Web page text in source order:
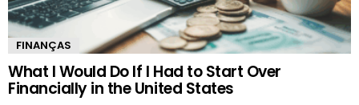
FINANÇAS
What I Would Do If I Had to Start Over
Financially in the United States